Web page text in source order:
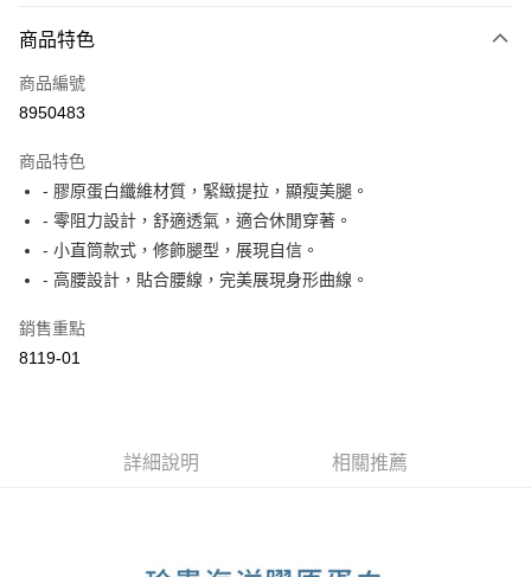
信用卡一次付款
Apple Pay
運送方式
付款後全家取貨
每筆NT$60，滿NT$1,000(含以上)免運費
商品特色
商品編號
8950483
商品特色
- 膠原蛋白纖維材質，緊緻提拉，顯瘦美腿。
- 零阻力設計，舒適透氣，適合休閒穿著。
- 小直筒款式，修飾腿型，展現自信。
- 高腰設計，貼合腰線，完美展現身形曲線。
銷售重點
8119-01
詳細說明 相關推薦